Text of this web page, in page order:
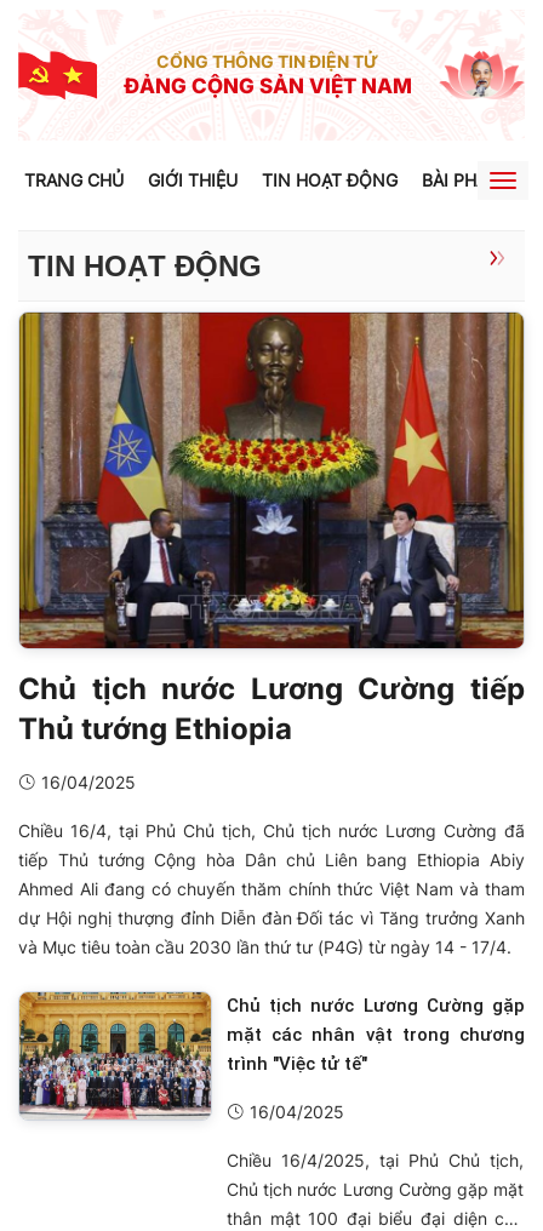
CỔNG THÔNG TIN ĐIỆN TỬ
ĐẢNG CỘNG SẢN VIỆT NAM
TRANG CHỦ GIỚI THIỆU TIN HOẠT ĐỘNG BÀI PHÁT BIỂU
TIN HOẠT ĐỘNG
Chủ tịch nước Lương Cường tiếp
Thủ tướng Ethiopia
16/04/2025
Chiều 16/4, tại Phủ Chủ tịch, Chủ tịch nước Lương Cường đã
tiếp Thủ tướng Cộng hòa Dân chủ Liên bang Ethiopia Abiy
Ahmed Ali đang có chuyến thăm chính thức Việt Nam và tham
dự Hội nghị thượng đỉnh Diễn đàn Đối tác vì Tăng trưởng Xanh
và Mục tiêu toàn cầu 2030 lần thứ tư (P4G) từ ngày 14 - 17/4.
Chủ tịch nước Lương Cường gặp
mặt các nhân vật trong chương
trình "Việc tử tế"
16/04/2025
Chiều 16/4/2025, tại Phủ Chủ tịch,
Chủ tịch nước Lương Cường gặp mặt
thân mật 100 đại biểu đại diện cho